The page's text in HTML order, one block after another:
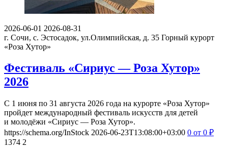
2026-06-01 2026-08-31
г. Сочи, с. Эстосадок, ул.Олимпийская, д. 35 Горный курорт
«Роза Хутор»
Фестиваль «Сириус — Роза Хутор»
2026
С 1 июня по 31 августа 2026 года на курорте «Роза Хутор»
пройдет международный фестиваль искусств для детей
и молодёжи «Сириус — Роза Хутор».
https://schema.org/InStock 2026-06-23T13:08:00+03:00 0 от 0 ₽
1374 2